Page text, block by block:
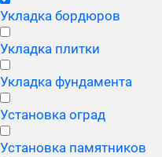
Укладка бордюров
Укладка плитки
Укладка фундамента
Установка оград
Установка памятников